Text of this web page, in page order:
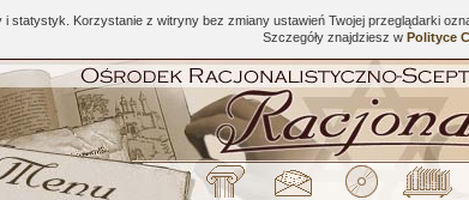
statystyk. Korzystanie z witryny bez zmiany ustawień Twojej przeglądarki
Szczegóły znajdziesz w Polityce